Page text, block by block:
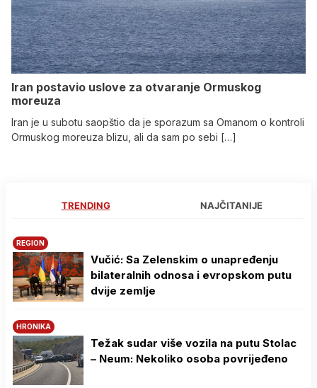
Iran postavio uslove za otvaranje Ormuskog
moreuza
Iran je u subotu saopštio da je sporazum sa Omanom o kontroli
Ormuskog moreuza blizu, ali da sam po sebi […]
TRENDING NAJČITANIJE
REGION
Vučić: Sa Zelenskim o unapređenju
bilateralnih odnosa i evropskom putu
dvije zemlje
HRONIKA
Težak sudar više vozila na putu Stolac
– Neum: Nekoliko osoba povrijeđeno